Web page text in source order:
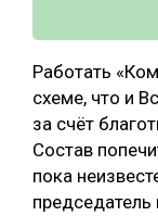
Работать
схеме, что и
за счёт
Состав
пока